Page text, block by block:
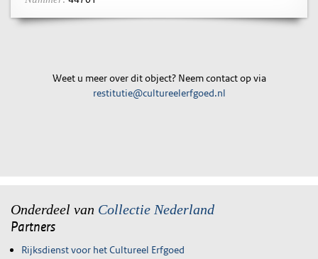
Weet u meer over dit object? Neem contact op via
restitutie@cultureelerfgoed.nl
Onderdeel van Collectie Nederland
Partners
Rijksdienst voor het Cultureel Erfgoed